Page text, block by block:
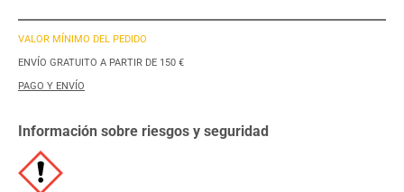
VALOR MÍNIMO DEL PEDIDO
ENVÍO GRATUITO A PARTIR DE 150 €
PAGO Y ENVÍO
Información sobre riesgos y seguridad